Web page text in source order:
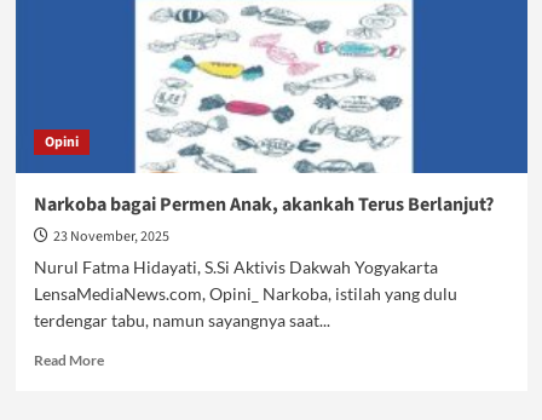
Opini
Narkoba bagai Permen Anak, akankah Terus Berlanjut?
23 November, 2025
Nurul Fatma Hidayati, S.Si Aktivis Dakwah Yogyakarta
LensaMediaNews.com, Opini_ Narkoba, istilah yang dulu
terdengar tabu, namun sayangnya saat...
Read MoreRead